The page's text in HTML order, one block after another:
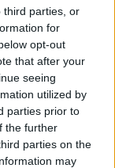
third parties, or
for
opt-out
that after your
seeing
utilized by
parties prior to
the further
parties on the
may